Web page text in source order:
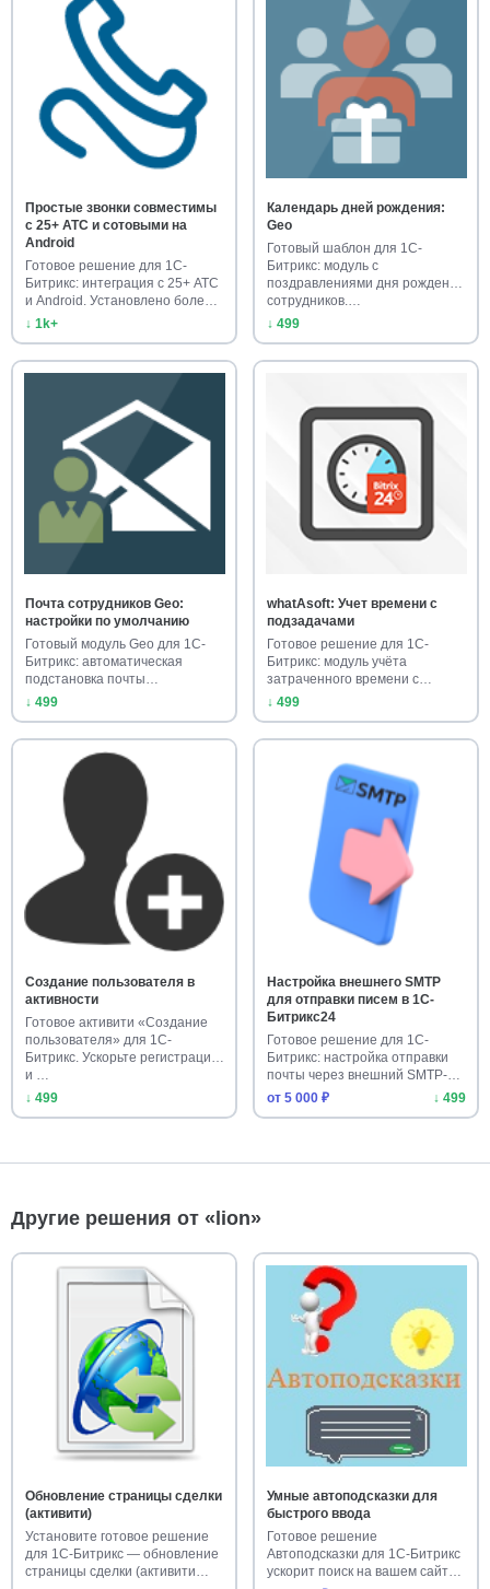
Простые звонки совместимы
с 25+ АТС и сотовыми на
Android
Готовое решение для 1С-
Битрикс: интеграция с 25+ АТС
и Android. Установлено боле…
↓ 1k+
Календарь дней рождения:
Geo
Готовый шаблон для 1С-
Битрикс: модуль с
поздравлениями дня рождения
сотрудников.…
↓ 499
Почта сотрудников Geo:
настройки по умолчанию
Готовый модуль Geo для 1С-
Битрикс: автоматическая
подстановка почты
сотрудников …
↓ 499
whatAsoft: Учет времени с
подзадачами
Готовое решение для 1С-
Битрикс: модуль учёта
затраченного времени с
подзадачами.…
↓ 499
Создание пользователя в
активности
Готовое активити «Создание
пользователя» для 1С-
Битрикс. Ускорьте регистрацию
и …
↓ 499
Настройка внешнего SMTP
для отправки писем в 1С-
Битрикс24
Готовое решение для 1С-
Битрикс: настройка отправки
почты через внешний SMTP-
серв…
от 5 000 ₽ ↓ 499
Другие решения от «lion»
Обновление страницы сделки
(активити)
Установите готовое решение
для 1С-Битрикс — обновление
страницы сделки (активити…
Умные автоподсказки для
быстрого ввода
Готовое решение
Автоподсказки для 1С-Битрикс
ускорит поиск на вашем сайте.